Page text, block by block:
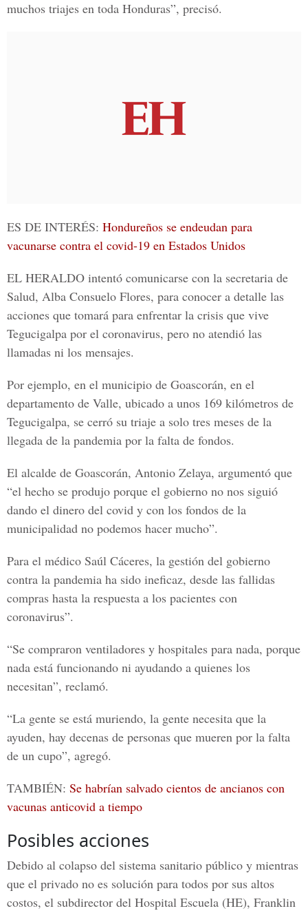
muchos triajes en toda Honduras”, precisó.
ES DE INTERÉS: Hondureños se endeudan para
vacunarse contra el covid-19 en Estados Unidos
EL HERALDO intentó comunicarse con la secretaria de
Salud, Alba Consuelo Flores, para conocer a detalle las
acciones que tomará para enfrentar la crisis que vive
Tegucigalpa por el coronavirus, pero no atendió las
llamadas ni los mensajes.
Por ejemplo, en el municipio de Goascorán, en el
departamento de Valle, ubicado a unos 169 kilómetros de
Tegucigalpa, se cerró su triaje a solo tres meses de la
llegada de la pandemia por la falta de fondos.
El alcalde de Goascorán, Antonio Zelaya, argumentó que
“el hecho se produjo porque el gobierno no nos siguió
dando el dinero del covid y con los fondos de la
municipalidad no podemos hacer mucho”.
Para el médico Saúl Cáceres, la gestión del gobierno
contra la pandemia ha sido ineficaz, desde las fallidas
compras hasta la respuesta a los pacientes con
coronavirus”.
“Se compraron ventiladores y hospitales para nada, porque
nada está funcionando ni ayudando a quienes los
necesitan”, reclamó.
“La gente se está muriendo, la gente necesita que la
ayuden, hay decenas de personas que mueren por la falta
de un cupo”, agregó.
TAMBIÉN: Se habrían salvado cientos de ancianos con
vacunas anticovid a tiempo
Posibles acciones
Debido al colapso del sistema sanitario público y mientras
que el privado no es solución para todos por sus altos
costos, el subdirector del Hospital Escuela (HE), Franklin